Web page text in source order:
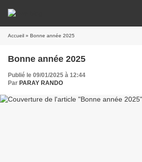
Accueil » Bonne année 2025
Bonne année 2025
Publié le 09/01/2025 à 12:44
Par PARAY RANDO